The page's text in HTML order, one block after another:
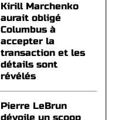
Kirill Marchenko
aurait obligé
Columbus à
accepter la
transaction et les
détails sont
révélés
Pierre LeBrun
dévoile un scoop